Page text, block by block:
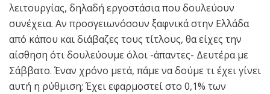
λειτουργίας, δηλαδή εργοστάσια που δουλεύουν
συνέχεια. Αν προσγειωνόσουν ξαφνικά στην Ελλάδα
από κάπου και διάβαζες τους τίτλους, θα είχες την
αίσθηση ότι δουλεύουμε όλοι -άπαντες- Δευτέρα με
Σάββατο. Έναν χρόνο μετά, πάμε να δούμε τι έχει γίνει
αυτή η ρύθμιση; Έχει εφαρμοστεί στο 0,1% των